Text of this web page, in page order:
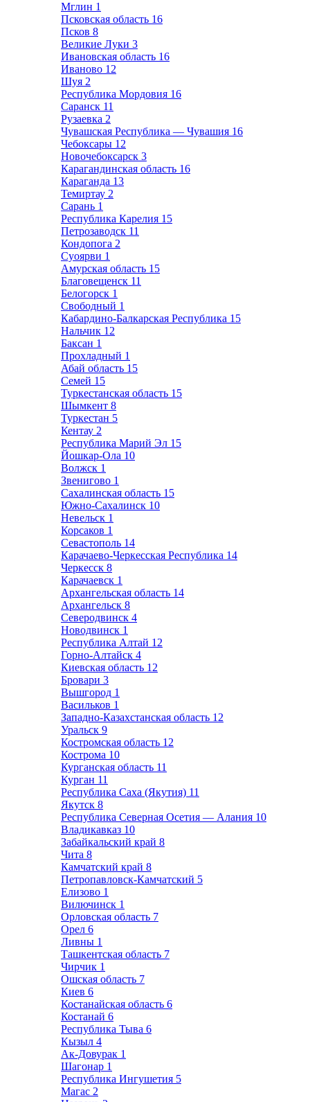
Мглин 1
Псковская область 16
Псков 8
Великие Луки 3
Ивановская область 16
Иваново 12
Шуя 2
Республика Мордовия 16
Саранск 11
Рузаевка 2
Чувашская Республика — Чувашия 16
Чебоксары 12
Новочебоксарск 3
Карагандинская область 16
Караганда 13
Темиртау 2
Сарань 1
Республика Карелия 15
Петрозаводск 11
Кондопога 2
Суоярви 1
Амурская область 15
Благовещенск 11
Белогорск 1
Свободный 1
Кабардино-Балкарская Республика 15
Нальчик 12
Баксан 1
Прохладный 1
Абай область 15
Семей 15
Туркестанская область 15
Шымкент 8
Туркестан 5
Кентау 2
Республика Марий Эл 15
Йошкар-Ола 10
Волжск 1
Звенигово 1
Сахалинская область 15
Южно-Сахалинск 10
Невельск 1
Корсаков 1
Севастополь 14
Карачаево-Черкесская Республика 14
Черкесск 8
Карачаевск 1
Архангельская область 14
Архангельск 8
Северодвинск 4
Новодвинск 1
Республика Алтай 12
Горно-Алтайск 4
Киевская область 12
Бровари 3
Вышгород 1
Васильков 1
Западно-Казахстанская область 12
Уральск 9
Костромская область 12
Кострома 10
Курганская область 11
Курган 11
Республика Саха (Якутия) 11
Якутск 8
Республика Северная Осетия — Алания 10
Владикавказ 10
Забайкальский край 8
Чита 8
Камчатский край 8
Петропавловск-Камчатский 5
Елизово 1
Вилючинск 1
Орловская область 7
Орел 6
Ливны 1
Ташкентская область 7
Чирчик 1
Ошская область 7
Киев 6
Костанайская область 6
Костанай 6
Республика Тыва 6
Кызыл 4
Ак-Довурак 1
Шагонар 1
Республика Ингушетия 5
Магас 2